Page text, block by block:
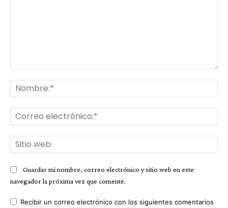
Guardar mi nombre, correo electrónico y sitio web en este
navegador la próxima vez que comente.
Recibir un correo electrónico con los siguientes comentarios